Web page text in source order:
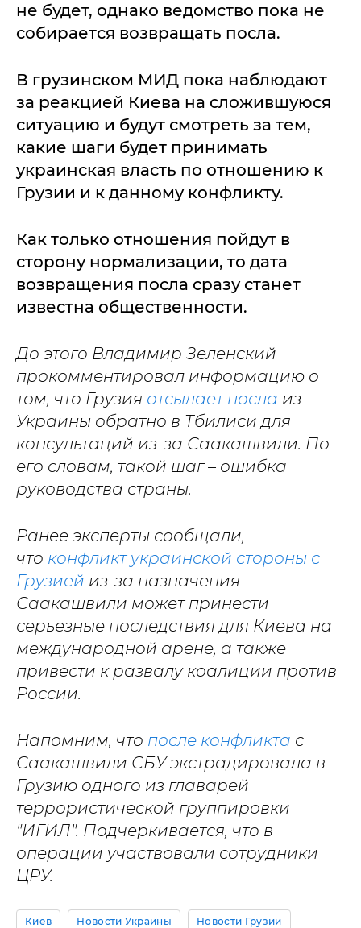
не будет, однако ведомство пока не
собирается возвращать посла.
В грузинском МИД пока наблюдают
за реакцией Киева на сложившуюся
ситуацию и будут смотреть за тем,
какие шаги будет принимать
украинская власть по отношению к
Грузии и к данному конфликту.
Как только отношения пойдут в
сторону нормализации, то дата
возвращения посла сразу станет
известна общественности.
До этого Владимир Зеленский
прокомментировал информацию о
том, что Грузия отсылает посла из
Украины обратно в Тбилиси для
консультаций из-за Саакашвили. По
его словам, такой шаг – ошибка
руководства страны.
Ранее эксперты сообщали,
что конфликт украинской стороны с
Грузией из-за назначения
Саакашвили может принести
серьезные последствия для Киева на
международной арене, а также
привести к развалу коалиции против
России.
Напомним, что после конфликта с
Саакашвили СБУ экстрадировала в
Грузию одного из главарей
террористической группировки
"ИГИЛ". Подчеркивается, что в
операции участвовали сотрудники
ЦРУ.
Киев Новости Украины Новости Грузии